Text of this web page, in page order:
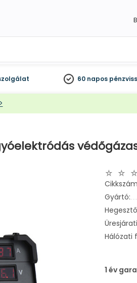
60 napos
Gyártó:
Hálózati
1 év